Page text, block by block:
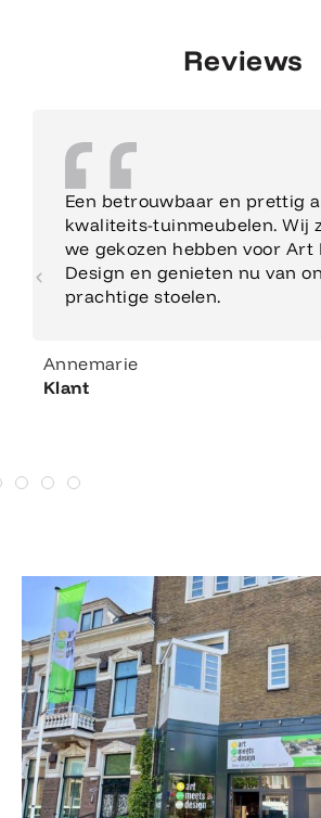
Reviews
Een betrouwbaar en prettig
kwaliteits-tuinmeubelen. Wij
we gekozen hebben voor Art
Design en genieten nu van
prachtige stoelen.
Annemarie
Klant